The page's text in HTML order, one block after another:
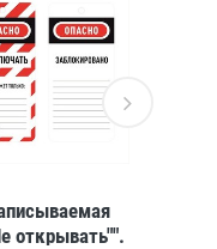
открывать"".